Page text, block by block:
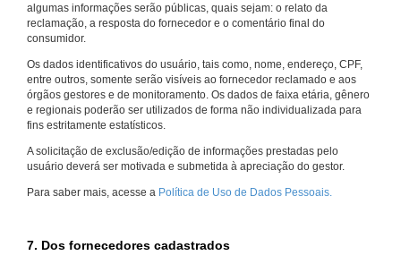
algumas informações serão públicas, quais sejam: o relato da
reclamação, a resposta do fornecedor e o comentário final do
consumidor.
Os dados identificativos do usuário, tais como, nome, endereço, CPF,
entre outros, somente serão visíveis ao fornecedor reclamado e aos
órgãos gestores e de monitoramento. Os dados de faixa etária, gênero
e regionais poderão ser utilizados de forma não individualizada para
fins estritamente estatísticos.
A solicitação de exclusão/edição de informações prestadas pelo
usuário deverá ser motivada e submetida à apreciação do gestor.
Para saber mais, acesse a Política de Uso de Dados Pessoais.
7. Dos fornecedores cadastrados